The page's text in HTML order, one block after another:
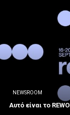
NEWSROOM
Αυτό είναι το